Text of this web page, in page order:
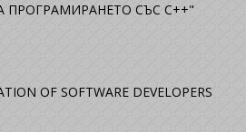
СЪС C++"
OF SOFTWARE DEVELOPERS